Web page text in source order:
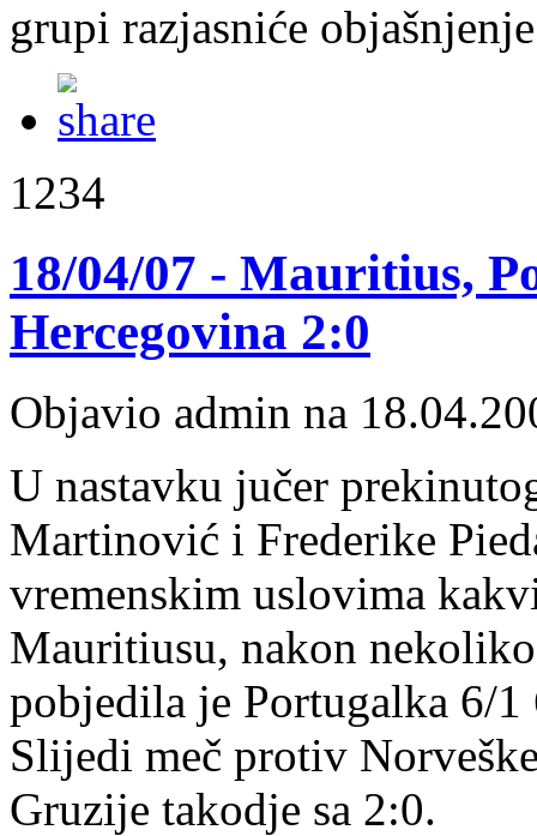
grupi razjasniće
1234
18/04/07 - Mauritius,
Hercegovina 2:0
Objavio admin na
U nastavku jučer
Martinović i Frederike
vremenskim uslovima
Mauritiusu, nakon
pobjedila je Portugalka 6/
Slijedi meč protiv
Gruzije takodje sa 2:0.